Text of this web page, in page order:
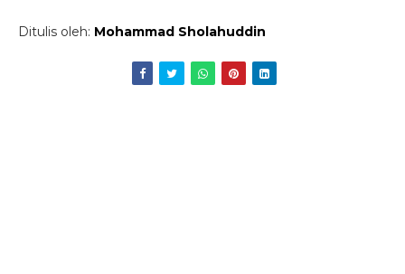
Ditulis oleh: Mohammad Sholahuddin